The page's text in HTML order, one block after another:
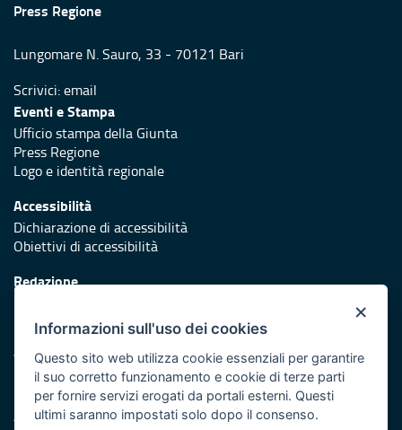
Press Regione
Lungomare N. Sauro, 33 - 70121 Bari
Scrivici:email
Eventi e Stampa
Ufficio stampa della Giunta
Press Regione
Logo e identità regionale
Accessibilità
Dichiarazione di accessibilità
Obiettivi di accessibilità
Redazione
Protezione civile
Vai al sito di Protezione Civile Puglia
Iniziativa finanziata con risorse del POR Puglia 2014/2020 -
Asse XI
×
Informazioni sull'uso dei cookies
Questo sito web utilizza cookie essenziali per garantire
il suo corretto funzionamento e cookie di terze parti
per fornire servizi erogati da portali esterni. Questi
ultimi saranno impostati solo dopo il consenso.